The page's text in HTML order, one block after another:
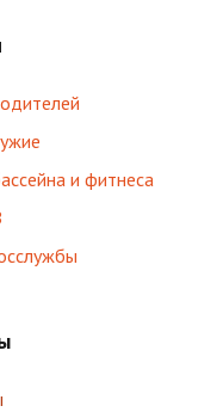
и фитнеса